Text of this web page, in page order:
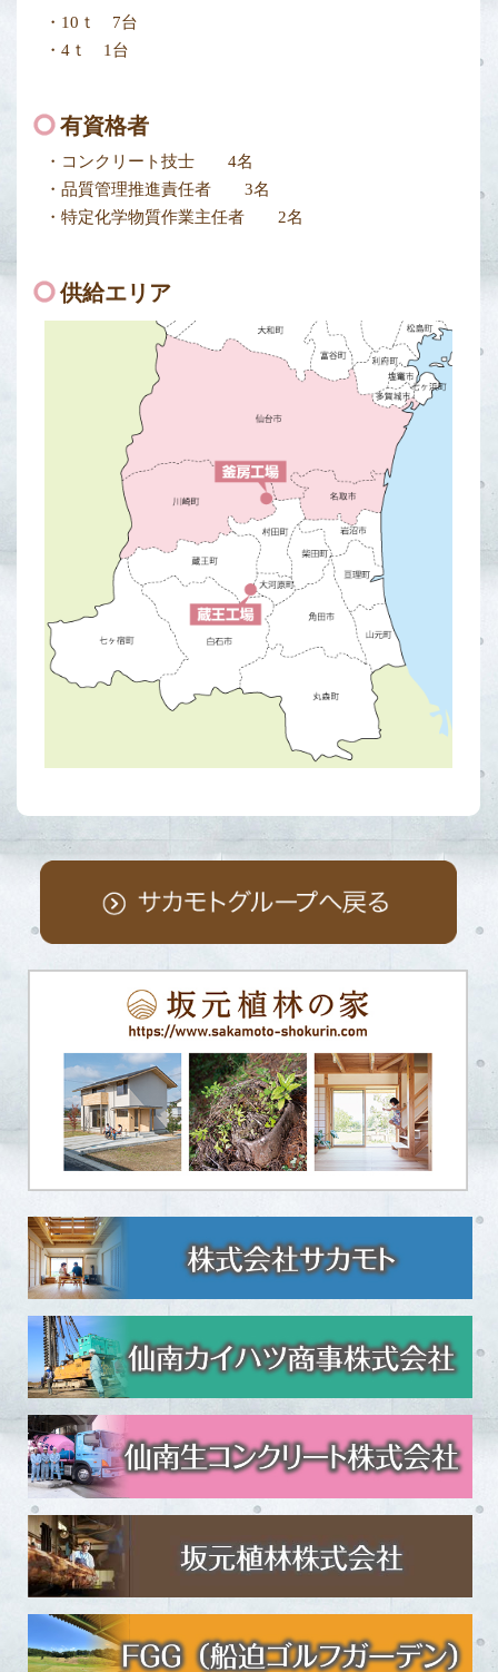
・10ｔ 7台
・4ｔ 1台
有資格者
・コンクリート技士 4名
・品質管理推進責任者 3名
・特定化学物質作業主任者 2名
供給エリア